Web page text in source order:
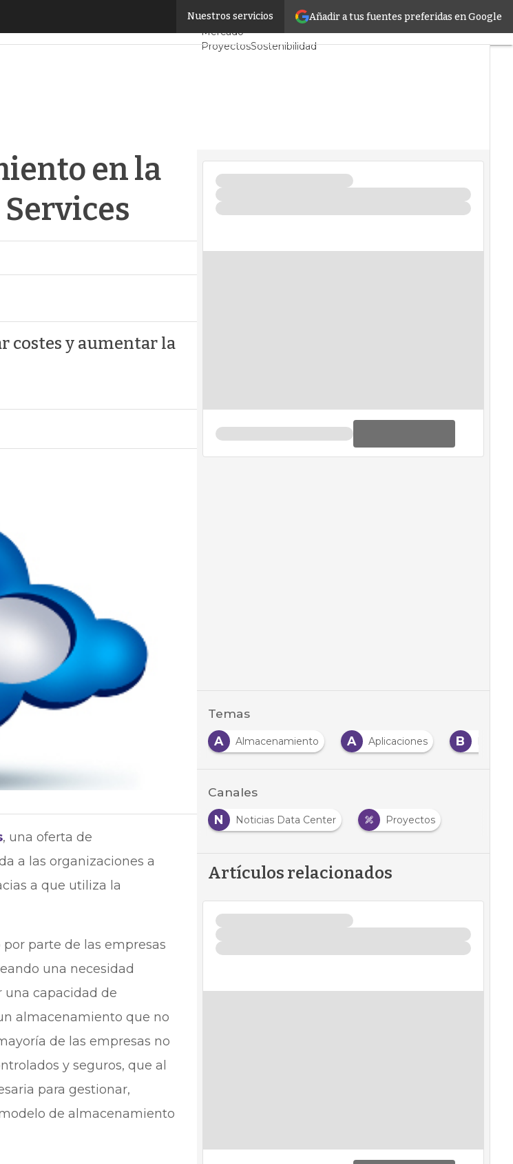
Añadir a tus fuentes preferidas en Google
Nuestros servicios
con Helion Managed ServicesServidores CPD y
Mercado
ProyectosSostenibilidad
en la
costes y aumentar la
, una oferta de
a las organizaciones a
a que utiliza la
parte de las empresas
una necesidad
capacidad de
almacenamiento que no
de las empresas no
y seguros, que al
para gestionar,
de almacenamiento
Temas
A Almacenamiento A Aplicaciones B
Canales
N
Noticias Data Center Proyectos
Artículos relacionados